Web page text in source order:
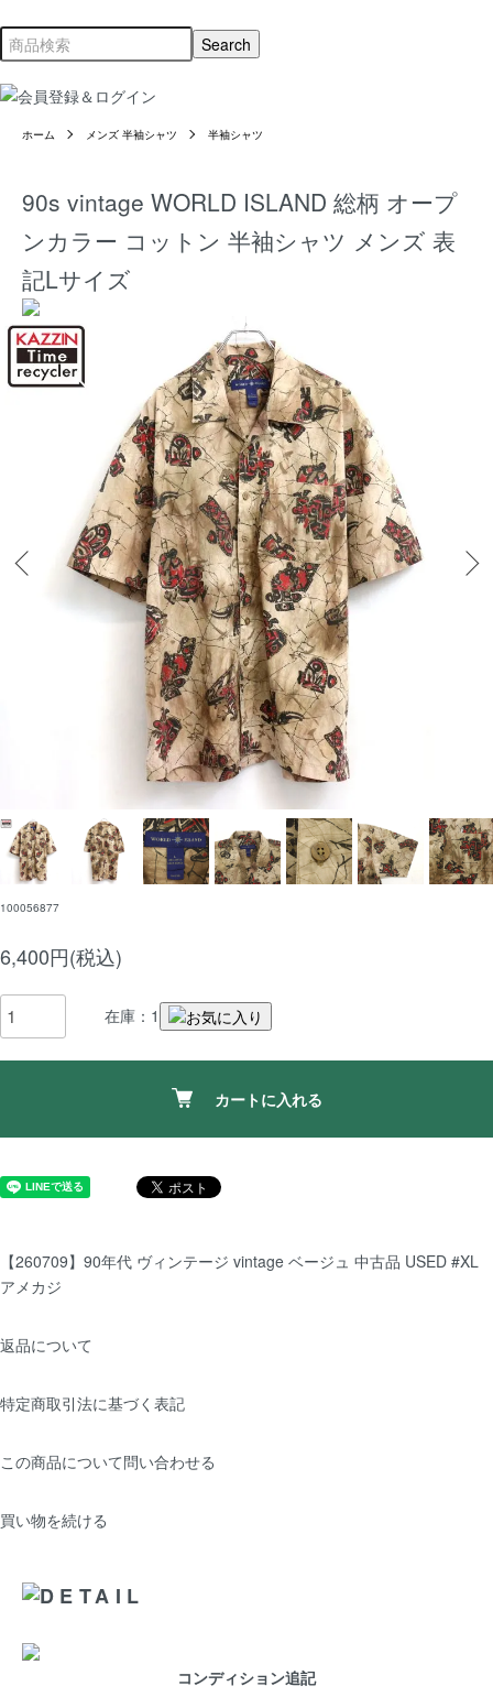
ホーム メンズ 半袖シャツ 半袖シャツ
90s vintage WORLD ISLAND 総柄 オープ
ンカラー コットン 半袖シャツ メンズ 表
記Lサイズ
100056877
6,400円(税込)
在庫：1
カートに入れる
【260709】90年代 ヴィンテージ vintage ベージュ 中古品 USED #XL
アメカジ
返品について
特定商取引法に基づく表記
この商品について問い合わせる
買い物を続ける
コンディション追記